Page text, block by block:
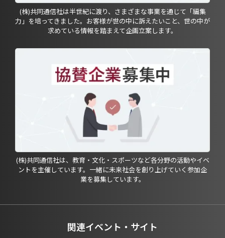
(株)共同通信社は半世紀に渡り、さまざまな事業を通じて「編集
力」を培ってきました。お客様が世の中に訴えたいこと、世の中が
求めている情報を踏まえて企画立案します。
(株)共同通信社は、教育・文化・スポーツなど各分野の活動やイベ
ントを主催しています。一緒に未来社会を創り上げていく参加企
業を募集しています。
関連イベント・サイト